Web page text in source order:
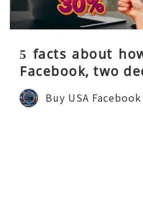
5 facts about
Facebook, two
Buy USA Facebook